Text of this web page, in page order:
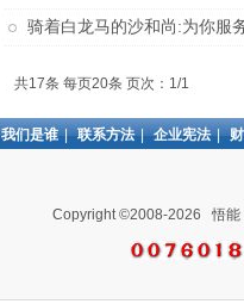
骑着白龙马的沙和尚:为你服
共17条 每页20条 页次：1/1
Copyright ©2008-2026 悟能
我们是谁 | 联系方法 | 企业宪法 |